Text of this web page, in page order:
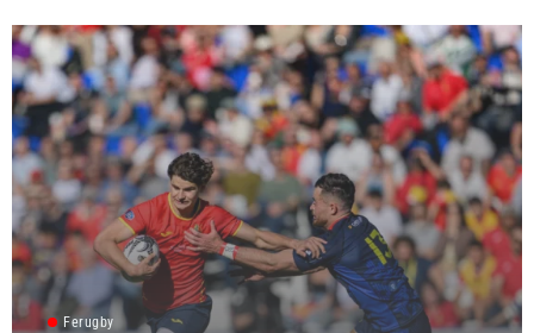
Ferugby